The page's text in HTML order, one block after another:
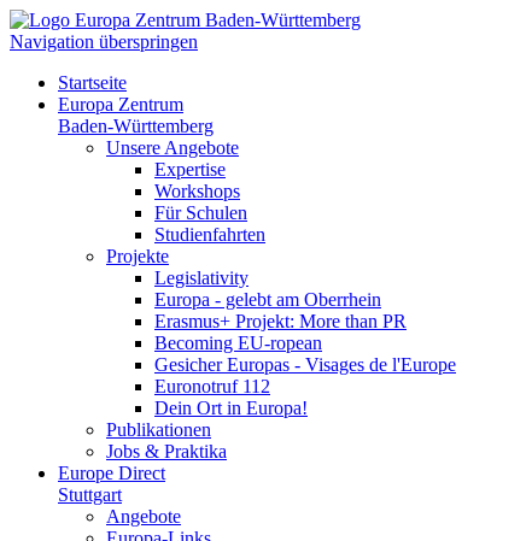
Navigation überspringen
Startseite
Europa Zentrum
Baden-Württemberg
Unsere Angebote
Expertise
Workshops
Für Schulen
Studienfahrten
Projekte
Legislativity
Europa - gelebt am Oberrhein
Erasmus+ Projekt: More than PR
Becoming EU-ropean
Gesicher Europas - Visages de l'Europe
Euronotruf 112
Dein Ort in Europa!
Publikationen
Jobs & Praktika
Europe Direct
Stuttgart
Angebote